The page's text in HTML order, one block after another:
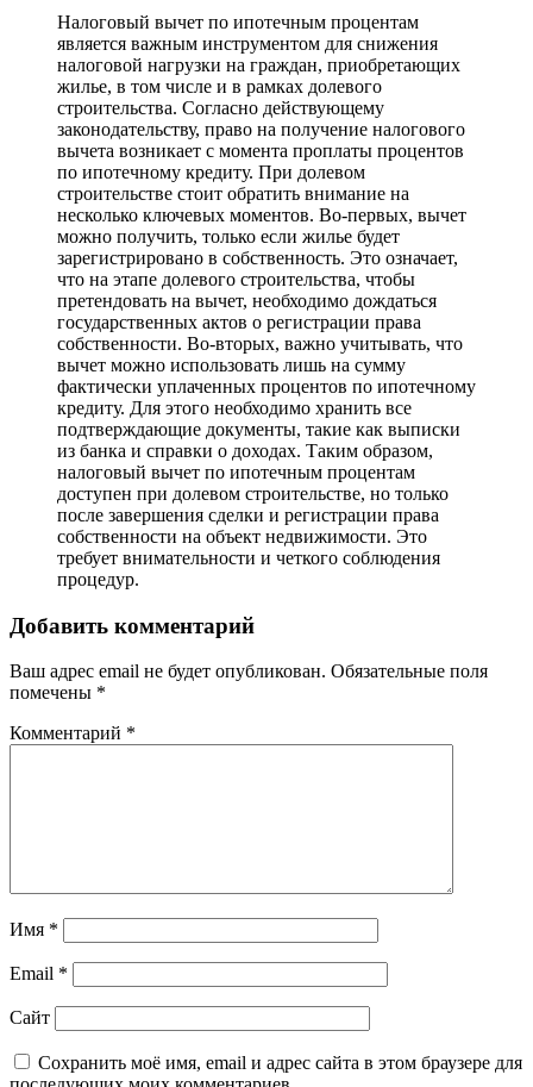
Налоговый вычет по ипотечным процентам
является важным инструментом для снижения
налоговой нагрузки на граждан, приобретающих
жилье, в том числе и в рамках долевого
строительства. Согласно действующему
законодательству, право на получение налогового
вычета возникает с момента проплаты процентов
по ипотечному кредиту. При долевом
строительстве стоит обратить внимание на
несколько ключевых моментов. Во-первых, вычет
можно получить, только если жилье будет
зарегистрировано в собственность. Это означает,
что на этапе долевого строительства, чтобы
претендовать на вычет, необходимо дождаться
государственных актов о регистрации права
собственности. Во-вторых, важно учитывать, что
вычет можно использовать лишь на сумму
фактически уплаченных процентов по ипотечному
кредиту. Для этого необходимо хранить все
подтверждающие документы, такие как выписки
из банка и справки о доходах. Таким образом,
налоговый вычет по ипотечным процентам
доступен при долевом строительстве, но только
после завершения сделки и регистрации права
собственности на объект недвижимости. Это
требует внимательности и четкого соблюдения
процедур.
Добавить комментарий
Ваш адрес email не будет опубликован. Обязательные поля
помечены *
Комментарий *
Имя *
Email *
Сайт
Сохранить моё имя, email и адрес сайта в этом браузере для